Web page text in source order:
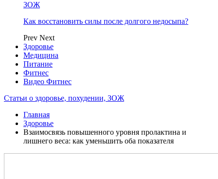
ЗОЖ
Как восстановить силы после долгого недосыпа?
Prev Next
Здоровье
Медицина
Питание
Фитнес
Видео Фитнес
Статьи о здоровье, похудении, ЗОЖ
Главная
Здоровье
Взаимосвязь повышенного уровня пролактина и
лишнего веса: как уменьшить оба показателя